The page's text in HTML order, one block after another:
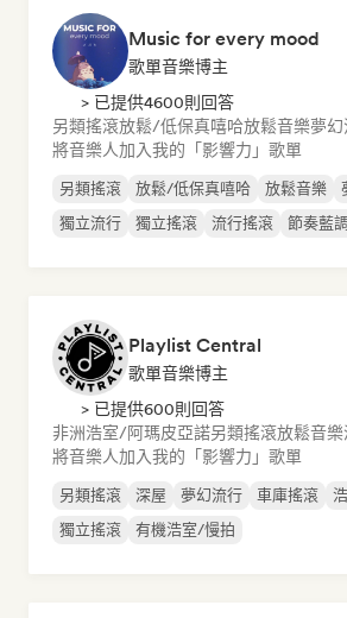
Music for every mood
歌單音樂博主
> 已提供4600則回答
另類搖滾放鬆/低保真嘻哈放鬆音樂夢
將音樂人加入我的「影響力」歌單
另類搖滾 放鬆/低保真嘻哈 放鬆音樂
獨立流行
獨立搖滾 流行搖滾 節奏藍調
Playlist Central
歌單音樂博主
> 已提供600則回答
非洲浩室/阿瑪皮亞諾另類搖滾放鬆音樂
將音樂人加入我的「影響力」歌單
另類搖滾 深屋 夢幻流行 車庫搖滾
獨立搖滾
有機浩室/慢拍